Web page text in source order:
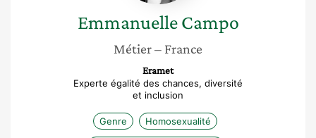
Emmanuelle Campo
Métier– France
Eramet
Experte égalité des chances, diversité
et inclusion
Genre Homosexualité